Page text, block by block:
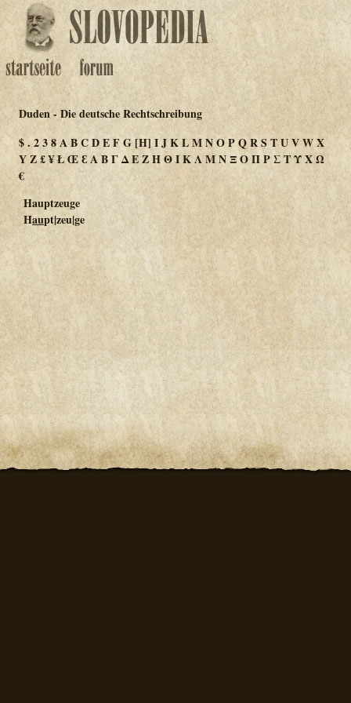
Duden - Die deutsche Rechtschreibung
$.238ABCDEFG[H] IJKLMNOPQRS TUVWX
YZ£¥ŁŒƐΑΒΓΔΕΖΗΘΙΚΛΜΝΞΟΠΡΣΤΥΧΩ
€
Hauptzeuge
Haupt|zeu|ge